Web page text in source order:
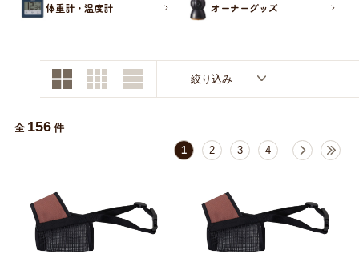
体重計・温度計 オーナーグッズ
絞り込み
全 156 件
1
2 3 4